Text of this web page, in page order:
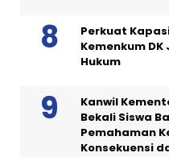
Perkuat
Kemenkum
Hukum
Kanwil
Bekali Siswa
Pemahaman
Konsekuensi